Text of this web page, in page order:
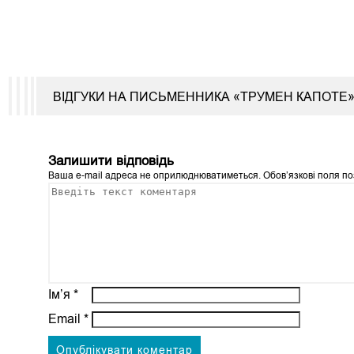
ВІДГУКИ НА ПИСЬМЕННИКА «ТРУМЕН КАПОТЕ»
Залишити відповідь
Ваша e-mail адреса не оприлюднюватиметься. Обов’язкові поля
Ім’я*
Email*